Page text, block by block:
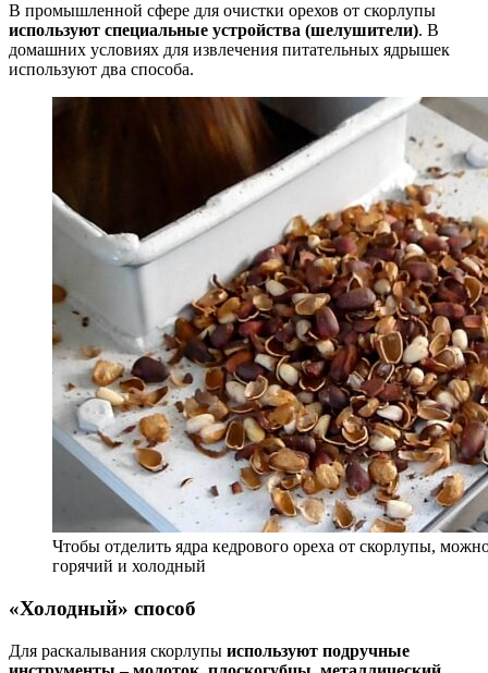
В промышленной сфере для очистки орехов от скорлупы
используют специальные устройства (шелушители). В
домашних условиях для извлечения питательных ядрышек
используют два способа.
Чтобы отделить ядра кедрового ореха от скорлупы,
горячий и холодный
«Холодный» способ
Для раскалывания скорлупы используют подручные